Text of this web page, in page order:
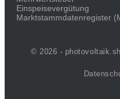
Einspeisevergütung
Marktstammdaten­register
© 2026 -